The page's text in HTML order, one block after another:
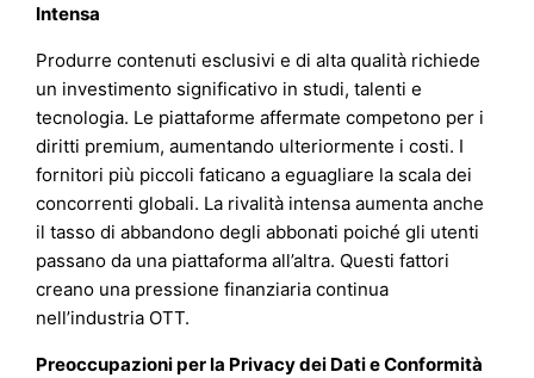
Intensa
Produrre contenuti esclusivi e di alta qualità richiede
un investimento significativo in studi, talenti e
tecnologia. Le piattaforme affermate competono per i
diritti premium, aumentando ulteriormente i costi. I
fornitori più piccoli faticano a eguagliare la scala dei
concorrenti globali. La rivalità intensa aumenta anche
il tasso di abbandono degli abbonati poiché gli utenti
passano da una piattaforma all’altra. Questi fattori
creano una pressione finanziaria continua
nell’industria OTT.
Preoccupazioni per la Privacy dei Dati e Conformità